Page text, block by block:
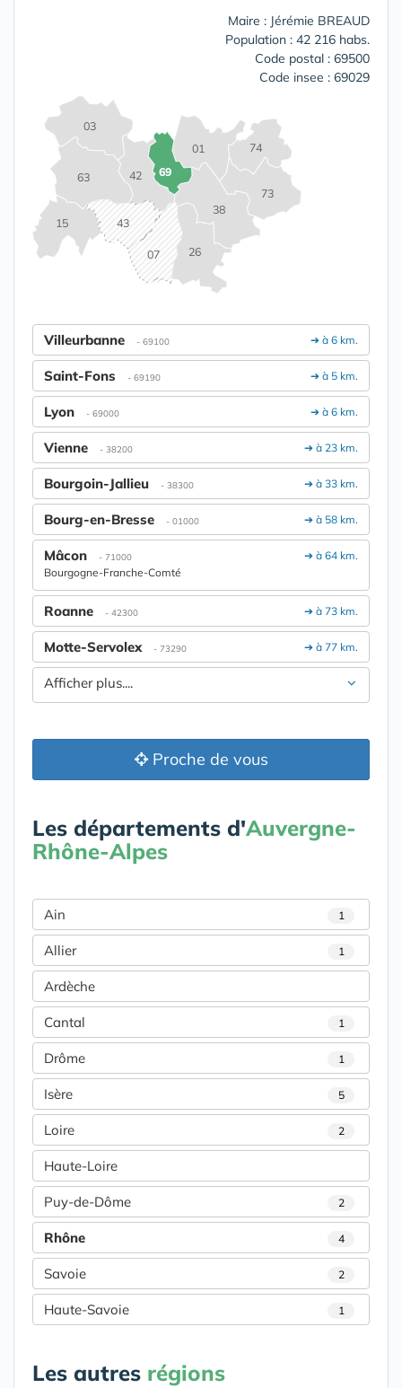
Maire : Jérémie BREAUD
Population : 42 216 habs.
Code postal : 69500
Code insee : 69029
01
03
07
15
26
38
42
43
63
69
73
74
➔ à 6 km.
Villeurbanne - 69100
➔ à 5 km.
Saint-Fons - 69190
➔ à 6 km.
Lyon - 69000
➔ à 23 km.
Vienne - 38200
➔ à 33 km.
Bourgoin-Jallieu - 38300
➔ à 58 km.
Bourg-en-Bresse - 01000
➔ à 64 km.
Mâcon - 71000
Bourgogne-Franche-Comté
➔ à 73 km.
Roanne - 42300
➔ à 77 km.
Motte-Servolex - 73290
Afficher plus....
Proche de vous
Les départements d'Auvergne-
Rhône-Alpes
Ain 1
Allier 1
Ardèche
Cantal 1
Drôme 1
Isère 5
Loire 2
Haute-Loire
Puy-de-Dôme 2
Rhône 4
Savoie 2
Haute-Savoie 1
Les autres régions